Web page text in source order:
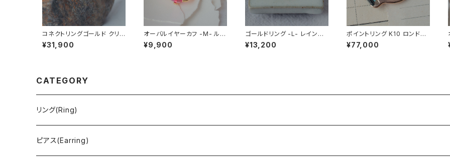
コネクトリングゴールド クリソ
プレーズ
¥31,900
オーバルイヤーカフ -M- ルビ
ー (合成)
¥9,900
ゴールドリング -L- レインボ
ーオブシディアン
¥13,200
ポイントリング K10 ロンドン
ブルートパーズ
¥77,000
CATEGORY
リング(Ring)
ピアス(Earring)